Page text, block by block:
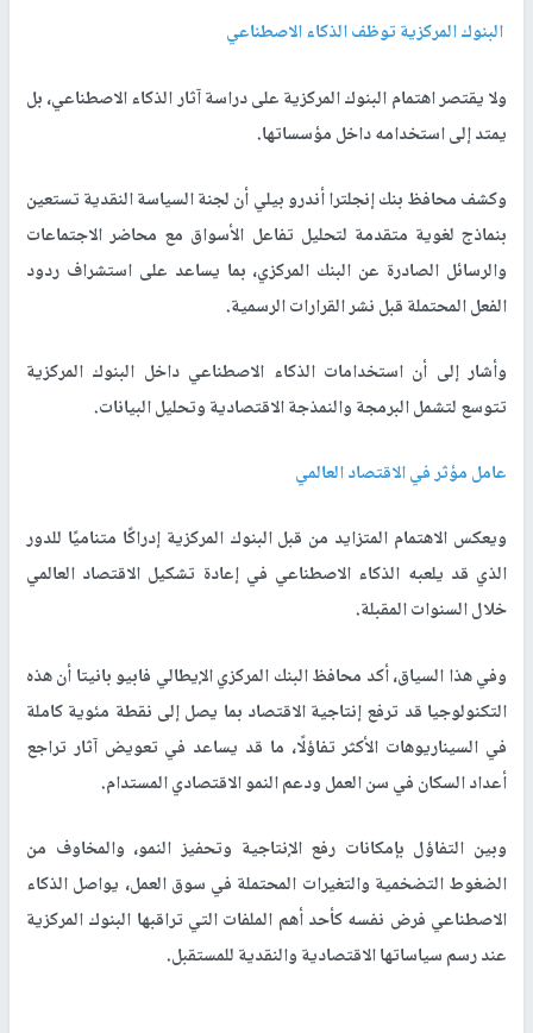
البنوك المركزية توظف الذكاء الاصطناعي
ولا يقتصر اهتمام البنوك المركزية على دراسة آثار الذكاء الاصطناعي، بل
يمتد إلى استخدامه داخل مؤسساتها.
وكشف محافظ بنك إنجلترا أندرو بيلي أن لجنة السياسة النقدية تستعين
بنماذج لغوية متقدمة لتحليل تفاعل الأسواق مع محاضر الاجتماعات
والرسائل الصادرة عن البنك المركزي، بما يساعد على استشراف ردود
الفعل المحتملة قبل نشر القرارات الرسمية.
وأشار إلى أن استخدامات الذكاء الاصطناعي داخل البنوك المركزية
تتوسع لتشمل البرمجة والنمذجة الاقتصادية وتحليل البيانات.
عامل مؤثر في الاقتصاد العالمي
ويعكس الاهتمام المتزايد من قبل البنوك المركزية إدراكًا متناميًا للدور
الذي قد يلعبه الذكاء الاصطناعي في إعادة تشكيل الاقتصاد العالمي
خلال السنوات المقبلة.
وفي هذا السياق، أكد محافظ البنك المركزي الإيطالي فابيو بانيتا أن هذه
التكنولوجيا قد ترفع إنتاجية الاقتصاد بما يصل إلى نقطة مئوية كاملة
في السيناريوهات الأكثر تفاؤلًا، ما قد يساعد في تعويض آثار تراجع
أعداد السكان في سن العمل ودعم النمو الاقتصادي المستدام.
وبين التفاؤل بإمكانات رفع الإنتاجية وتحفيز النمو، والمخاوف من
الضغوط التضخمية والتغيرات المحتملة في سوق العمل، يواصل الذكاء
الاصطناعي فرض نفسه كأحد أهم الملفات التي تراقبها البنوك المركزية
عند رسم سياساتها الاقتصادية والنقدية للمستقبل.